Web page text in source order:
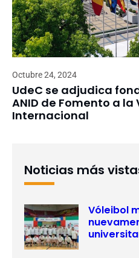
Octubre 24, 2024
UdeC se adjudica
ANID de Fomento a
Internacional
Noticias más
Vóleibol